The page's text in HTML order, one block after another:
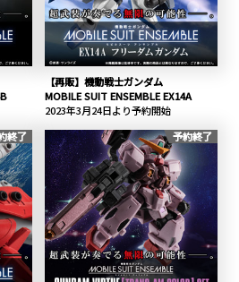
【再販】機動戦士ガンダム
MOBILE SUIT ENSEMBLE EX14A
2023年3月24日より予約開始
終了 予約終了